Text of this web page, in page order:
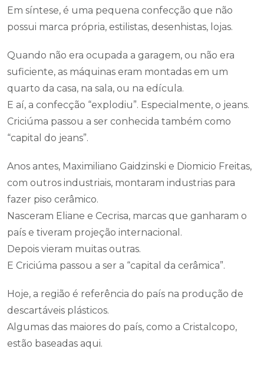
Em síntese, é uma pequena confecção que não
possui marca própria, estilistas, desenhistas, lojas.
Quando não era ocupada a garagem, ou não era
suficiente, as máquinas eram montadas em um
quarto da casa, na sala, ou na edícula.
E aí, a confecção “explodiu”. Especialmente, o jeans.
Criciúma passou a ser conhecida também como
“capital do jeans”.
Anos antes, Maximiliano Gaidzinski e Diomicio Freitas,
com outros industriais, montaram industrias para
fazer piso cerâmico.
Nasceram Eliane e Cecrisa, marcas que ganharam o
país e tiveram projeção internacional.
Depois vieram muitas outras.
E Criciúma passou a ser a “capital da cerâmica”.
Hoje, a região é referência do país na produção de
descartáveis plásticos.
Algumas das maiores do país, como a Cristalcopo,
estão baseadas aqui.